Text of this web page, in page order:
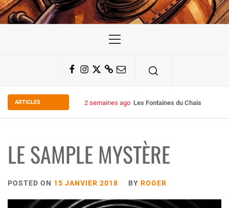
Menu
Facebook
Instagram
TwitterSubstack
Email
ARTICLES 2 semaines ago Les Fontaines du Chais 27
LE SAMPLE MYSTÈRE
POSTED ON 15 JANVIER 2018 BY ROGER